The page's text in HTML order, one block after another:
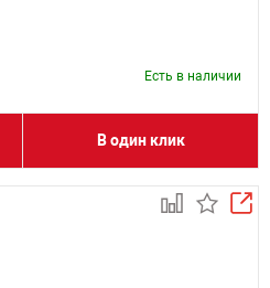
Есть в наличии
В один клик